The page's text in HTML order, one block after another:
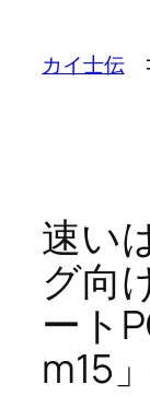
カイ士伝
速い
グ向
ート
m15